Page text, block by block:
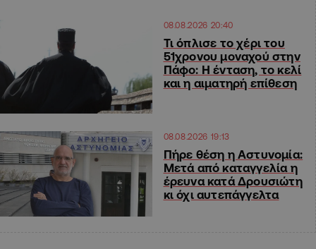
08.08.2026 20:40
Τι όπλισε το χέρι του
51χρονου μοναχού στην
Πάφο: Η ένταση, το κελί
και η αιματηρή επίθεση
08.08.2026 19:13
Πήρε θέση η Αστυνομία:
Μετά από καταγγελία η
έρευνα κατά Δρουσιώτη
κι όχι αυτεπάγγελτα